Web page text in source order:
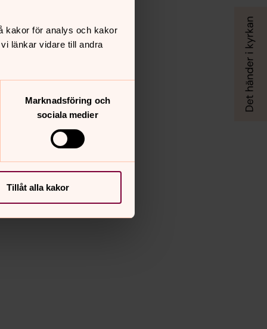
kakor för analys och kakor
länkar vidare till andra
Marknadsföring och
sociala medier
Tillåt alla kakor